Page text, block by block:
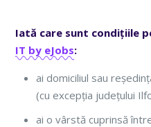
Iată care sunt condițiile
IT by eJobs:
ai domiciliul sau
(cu excepția județului
ai o vârstă cuprinsă